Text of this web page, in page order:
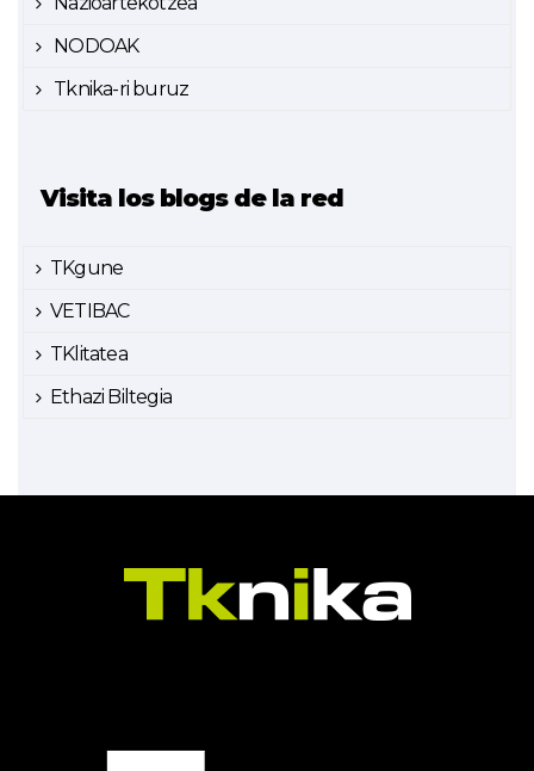
NODOAK
Tknika-ri buruz
Visita los blogs de la red
TKgune
VETIBAC
TKlitatea
Ethazi Biltegia